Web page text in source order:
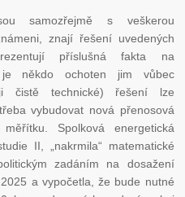
samozřejmě s veškerou
znají řešení uvedených
příslušná fakta na
je někdo ochoten jim vůbec
čistě technické) řešení lze
vybudovat nová přenosová
Spolková energetická
II, „nakrmila“ matematické
zadáním na dosažení
a vypočetla, že bude nutné